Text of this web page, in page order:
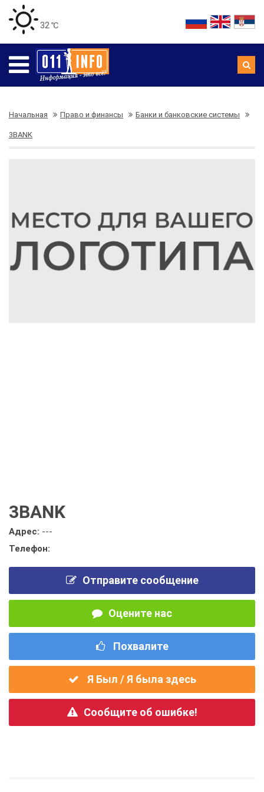
32 ℃
Начальная Право и финансы Банки и банковские системы
3BANK
3BANK
Адрес: ---
Телефон:
Отправите сообщение
Оцените нас
Похвалите
Я Был / Я была здесь
Сообщите об ошибке!